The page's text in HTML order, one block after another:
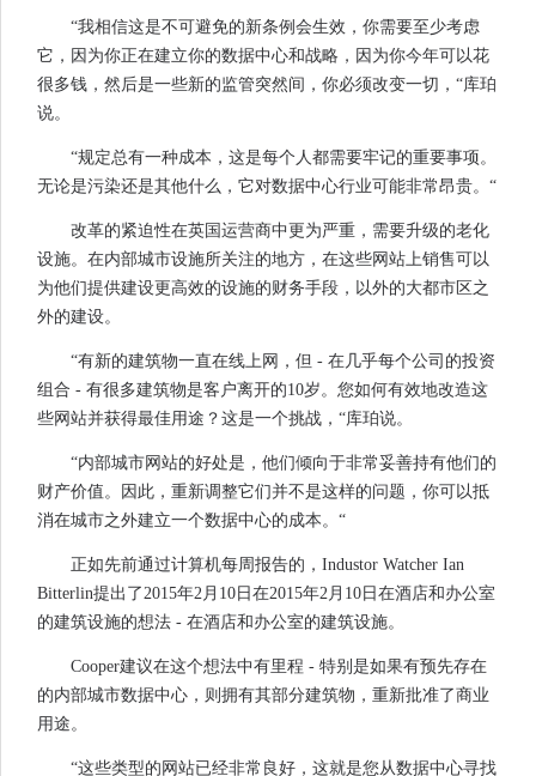
“我相信这是不可避免的新条例会生效，你需要至少考虑
它，因为你正在建立你的数据中心和战略，因为你今年可以花
很多钱，然后是一些新的监管突然间，你必须改变一切，“库珀
说。
“规定总有一种成本，这是每个人都需要牢记的重要事项。
无论是污染还是其他什么，它对数据中心行业可能非常昂贵。“
改革的紧迫性在英国运营商中更为严重，需要升级的老化
设施。在内部城市设施所关注的地方，在这些网站上销售可以
为他们提供建设更高效的设施的财务手段，以外的大都市区之
外的建设。
“有新的建筑物一直在线上网，但 - 在几乎每个公司的投资
组合 - 有很多建筑物是客户离开的10岁。您如何有效地改造这
些网站并获得最佳用途？这是一个挑战，“库珀说。
“内部城市网站的好处是，他们倾向于非常妥善持有他们的
财产价值。因此，重新调整它们并不是这样的问题，你可以抵
消在城市之外建立一个数据中心的成本。“
正如先前通过计算机每周报告的，Industor Watcher Ian
Bitterlin提出了2015年2月10日在2015年2月10日在酒店和办公室
的建筑设施的想法 - 在酒店和办公室的建筑设施。
Cooper建议在这个想法中有里程 - 特别是如果有预先存在
的内部城市数据中心，则拥有其部分建筑物，重新批准了商业
用途。
“这些类型的网站已经非常良好，这就是您从数据中心寻找